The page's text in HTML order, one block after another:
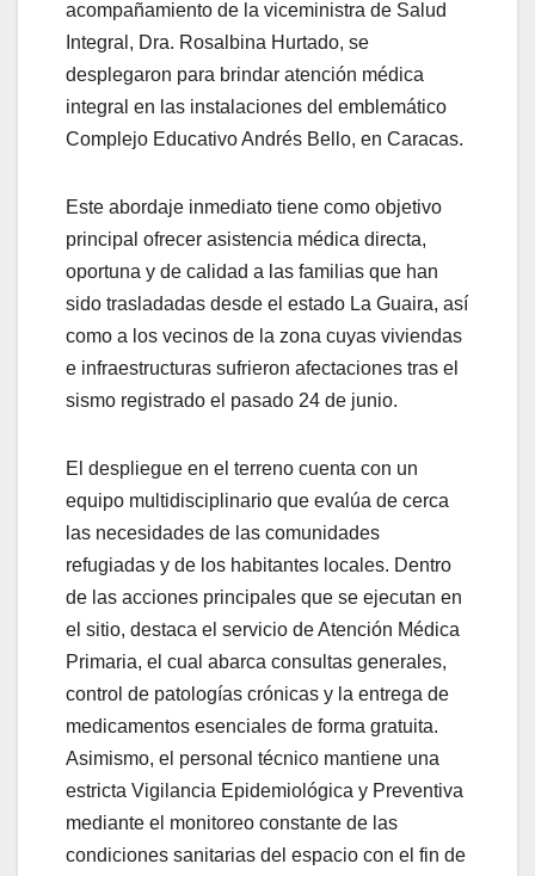
acompañamiento de la viceministra de Salud
Integral, Dra. Rosalbina Hurtado, se
desplegaron para brindar atención médica
integral en las instalaciones del emblemático
Complejo Educativo Andrés Bello, en Caracas.
Este abordaje inmediato tiene como objetivo
principal ofrecer asistencia médica directa,
oportuna y de calidad a las familias que han
sido trasladadas desde el estado La Guaira, así
como a los vecinos de la zona cuyas viviendas
e infraestructuras sufrieron afectaciones tras el
sismo registrado el pasado 24 de junio.
​El despliegue en el terreno cuenta con un
equipo multidisciplinario que evalúa de cerca
las necesidades de las comunidades
refugiadas y de los habitantes locales. Dentro
de las acciones principales que se ejecutan en
el sitio, destaca el servicio de Atención Médica
Primaria, el cual abarca consultas generales,
control de patologías crónicas y la entrega de
medicamentos esenciales de forma gratuita.
Asimismo, el personal técnico mantiene una
estricta Vigilancia Epidemiológica y Preventiva
mediante el monitoreo constante de las
condiciones sanitarias del espacio con el fin de